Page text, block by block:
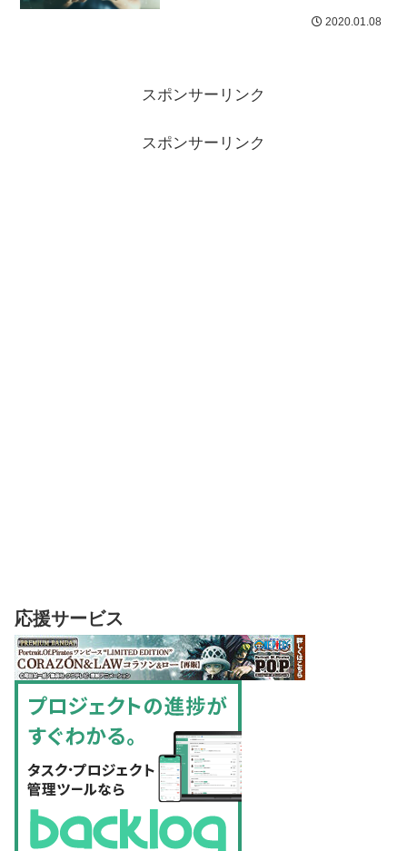
2020.01.08
スポンサーリンク
スポンサーリンク
応援サービス